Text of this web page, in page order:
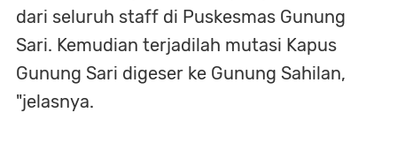
dari seluruh staff di Puskesmas Gunung
Sari. Kemudian terjadilah mutasi Kapus
Gunung Sari digeser ke Gunung Sahilan,
"jelasnya.